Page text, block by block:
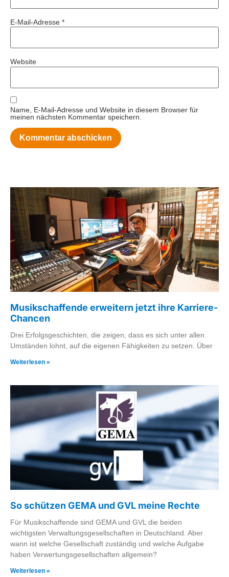
E-Mail-Adresse *
Website
Name, E-Mail-Adresse und Website in diesem Browser für
meinen nächsten Kommentar speichern.
Musikschaffende erweitern jetzt ihre Karriere-
Chancen
Drei Erfolgsgeschichten, die zeigen, dass es sich unter allen
Umständen lohnt, auf die eigenen Fähigkeiten zu setzen. Über
Weiterlesen »
So schützen GEMA und GVL meine Rechte
Für Musikschaffende sind GEMA und GVL die beiden
wichtigsten Verwaltungsgesellschaften in Deutschland. Aber
wann ist welche Gesellschaft zuständig und welche Aufgabe
haben Verwertungsgesellschaften allgemein?
Weiterlesen »